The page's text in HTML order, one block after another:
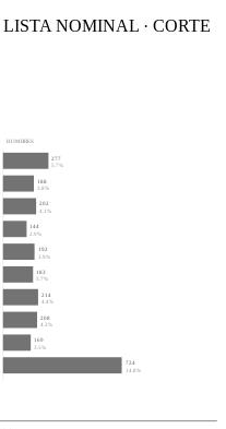
NOMINAL · CORTE
HOMBRES
277
5.7%
188
3.8%
202
4.1%
144
2.9%
192
3.9%
183
3.7%
214
4.4%
208
4.3%
169
3.5%
724
14.8%